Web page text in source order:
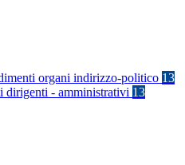
organi indirizzo-politico 13
dirigenti - amministrativi 13